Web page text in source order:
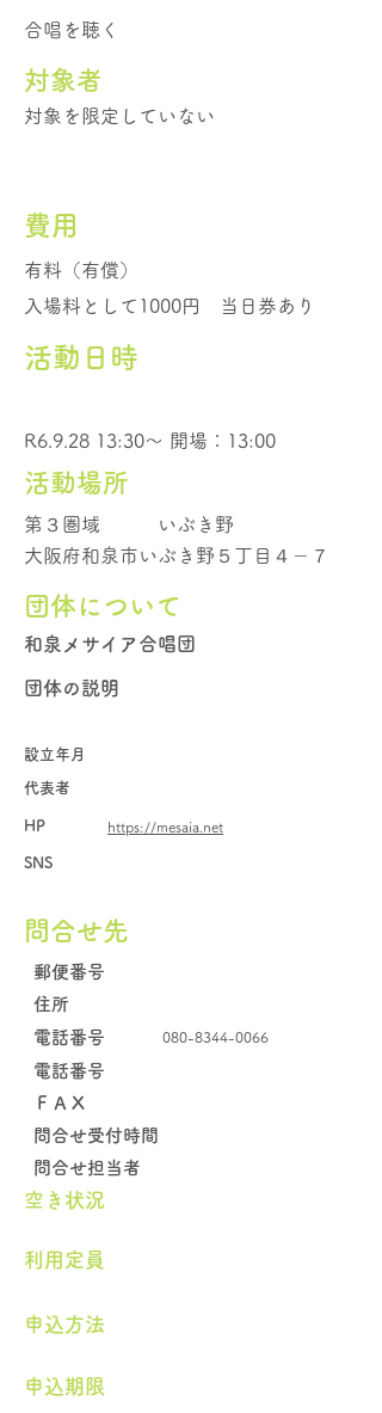
合唱を聴く
​対象者
対象を限定していない
費用
有料（有償）
入場料として1000円 当日券あり
活動日時
R6.9.28 13:30～ 開場：13:00
活動場所
第３圏域
いぶき野
大阪府和泉市いぶき野５丁目４－７
団体について
和泉メサイア合唱団
団体の説明
設立年月
代表者
HP https://mesaia.net
SNS
問合せ先
郵便番号
住所
電話番号
080-8344-0066
電話番号
​ＦＡＸ
問合せ受付時間
問合せ担当者
空き状況
​利用定員
申込方法
申込期限